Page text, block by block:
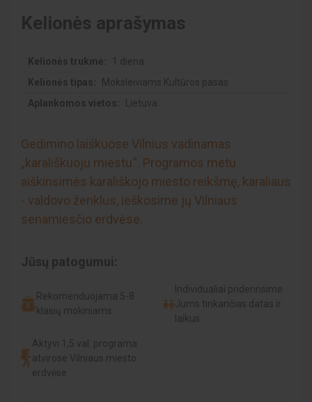
Kelionės aprašymas
Kelionės trukmė:
1 diena
Kelionės tipas:
Moksleiviams Kultūros pasas
Aplankomos vietos:
Lietuva
Gedimino laiškuose Vilnius vadinamas
„karališkuoju miestu“. Programos metu
aiškinsimės karališkojo miesto reikšmę, karaliaus
- valdovo ženklus, ieškosime jų Vilniaus
senamiesčio erdvėse.
Jūsų patogumui:
Rekomenduojama 5-8
klasių mokiniams
Individualiai priderinsime
Jums tinkančias datas ir
laikus
Aktyvi 1,5 val. programa
atvirose Vilniaus miesto
erdvėse